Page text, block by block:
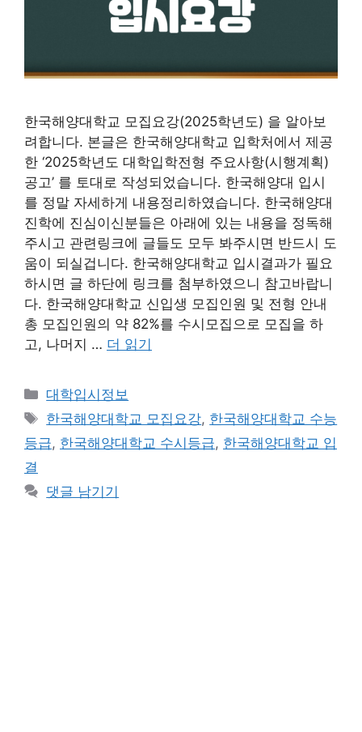
한국해양대학교 모집요강(2025학년도) 을 알아보
려합니다. 본글은 한국해양대학교 입학처에서 제공
한 ‘2025학년도 대학입학전형 주요사항(시행계획)
공고’ 를 토대로 작성되었습니다. 한국해양대 입시
를 정말 자세하게 내용정리하였습니다. 한국해양대
진학에 진심이신분들은 아래에 있는 내용을 정독해
주시고 관련링크에 글들도 모두 봐주시면 반드시 도
움이 되실겁니다. 한국해양대학교 입시결과가 필요
하시면 글 하단에 링크를 첨부하였으니 참고바랍니
다. 한국해양대학교 신입생 모집인원 및 전형 안내
총 모집인원의 약 82%를 수시모집으로 모집을 하
고, 나머지 … 더 읽기
카
테
리
대학입시정보
태
그
한국해양대학교 모집요강, 한국해양대학교 수능
등급, 한국해양대학교 수시등급, 한국해양대학교 입
결
댓글 남기기